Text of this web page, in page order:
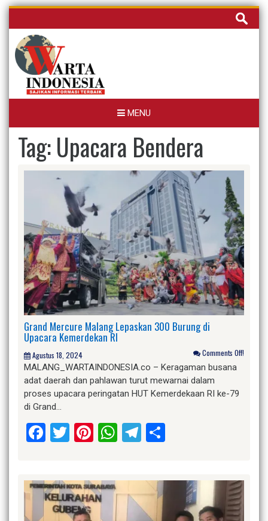
Skip
content
Cari
untuk:
MENU
Tag:Upacara Bendera
Grand Mercure Malang Lepaskan 300 Burung di
Upacara Kemerdekan RI
Agustus 18, 2024 Comments Off!
MALANG_WARTAINDONESIA.co – Keragaman busana
adat daerah dan pahlawan turut mewarnai dalam
proses upacara peringatan HUT Kemerdekaan RI ke-79
di Grand…
Facebook
Twitter
Pinterest
WhatsApp
Telegram